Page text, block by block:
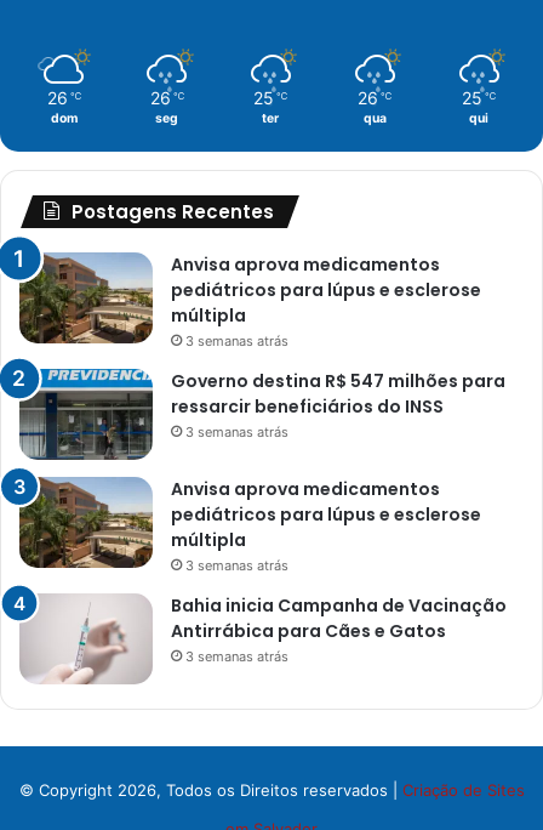
26 ℃
dom
26 ℃
seg
25 ℃
ter
26 ℃
qua
25 ℃
qui
Postagens Recentes
Anvisa aprova medicamentos
pediátricos para lúpus e esclerose
múltipla
3 semanas atrás
Governo destina R$ 547 milhões para
ressarcir beneficiários do INSS
3 semanas atrás
Anvisa aprova medicamentos
pediátricos para lúpus e esclerose
múltipla
3 semanas atrás
Bahia inicia Campanha de Vacinação
Antirrábica para Cães e Gatos
3 semanas atrás
© Copyright 2026, Todos os Direitos reservados | Criação de Sites